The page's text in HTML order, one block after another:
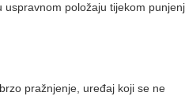
položaju tijekom
pražnjenje, uređaj koji se ne